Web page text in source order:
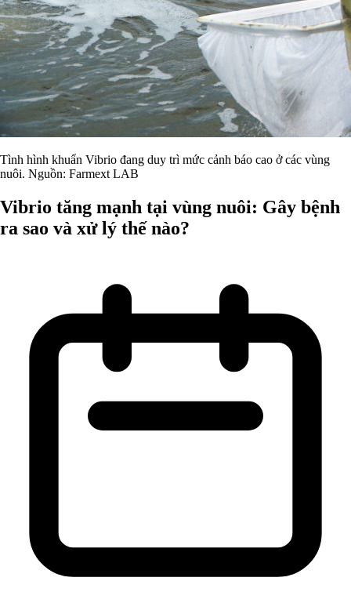
Tình hình khuẩn Vibrio đang duy trì mức cảnh báo cao ở các vùng
nuôi. Nguồn: Farmext LAB
Vibrio tăng mạnh tại vùng nuôi: Gây bệnh
ra sao và xử lý thế nào?